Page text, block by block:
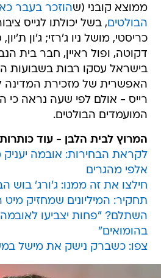
ממוצא קובני (שהוזכר בעבר
הבולטים, בשל יכולתו לגייס
כריסטי, מושל ניו ג'רזי; ג'ון
דקוטה, ופול ראיין, חבר בית
בישראל עסקו רבות בשבועות
האפשרית של מזכירת המדינה
רייס - אולם לפי שעה נראה כי
המועמדים הבולטים.
המרוץ לבית הלבן - עוד
לקראת הבחירות: אובמה
אלפי מהגרים
חילצו את זה ממנו: ג'ורג' בוש
תחקיר: המיליונים שמחזיק
השתלם? "פחות יצביעו
בהומואים"
צפו: כשברק נישק את מישל